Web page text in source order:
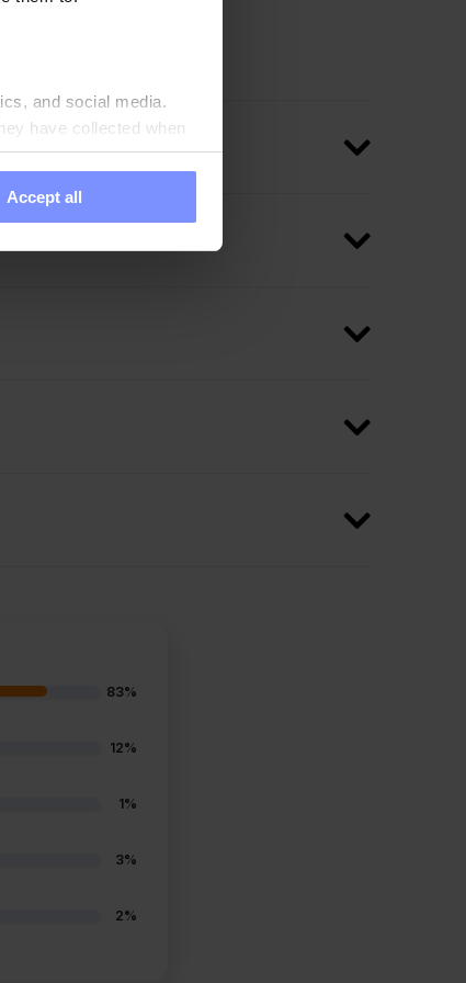
and social media.
have collected when
Accept all
d'un goût
83%
12%
1%
3%
2%